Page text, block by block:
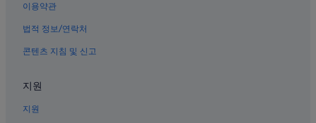
이용약관
법적 정보/연락처
콘텐츠 지침 및 신고
지원
지원